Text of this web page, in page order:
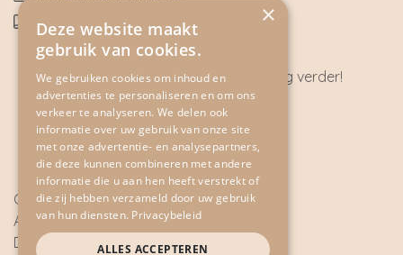
BE0636790746
Heeft u vragen? Wij helpen u graag verder!
CONTACT
Cookie Policy
Algemene voorwaarden
Disclaimer
×
Deze website maakt
gebruik van cookies.
We gebruiken cookies om inhoud en
advertenties te personaliseren en om ons
verkeer te analyseren. We delen ook
informatie over uw gebruik van onze site
met onze advertentie- en analysepartners,
die deze kunnen combineren met andere
informatie die u aan hen heeft verstrekt of
die zij hebben verzameld door uw gebruik
van hun diensten. Privacybeleid
ALLES ACCEPTEREN